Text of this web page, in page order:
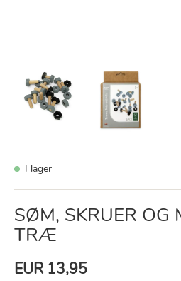
I lager
SØM, SKRUER OG
TRÆ
EUR 13,95